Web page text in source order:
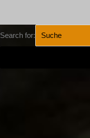
Search for: